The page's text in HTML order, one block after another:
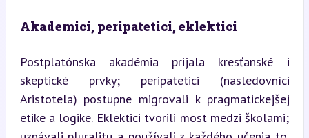
Akademici, peripatetici, eklektici
Postplatónska akadémia prijala kresťanské i
skeptické prvky; peripatetici (nasledovníci
Aristotela) postupne migrovali k pragmatickejšej
etike a logike. Eklektici tvorili most medzi školami;